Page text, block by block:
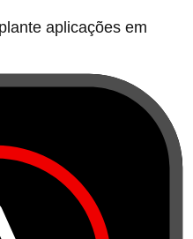
aplicações em